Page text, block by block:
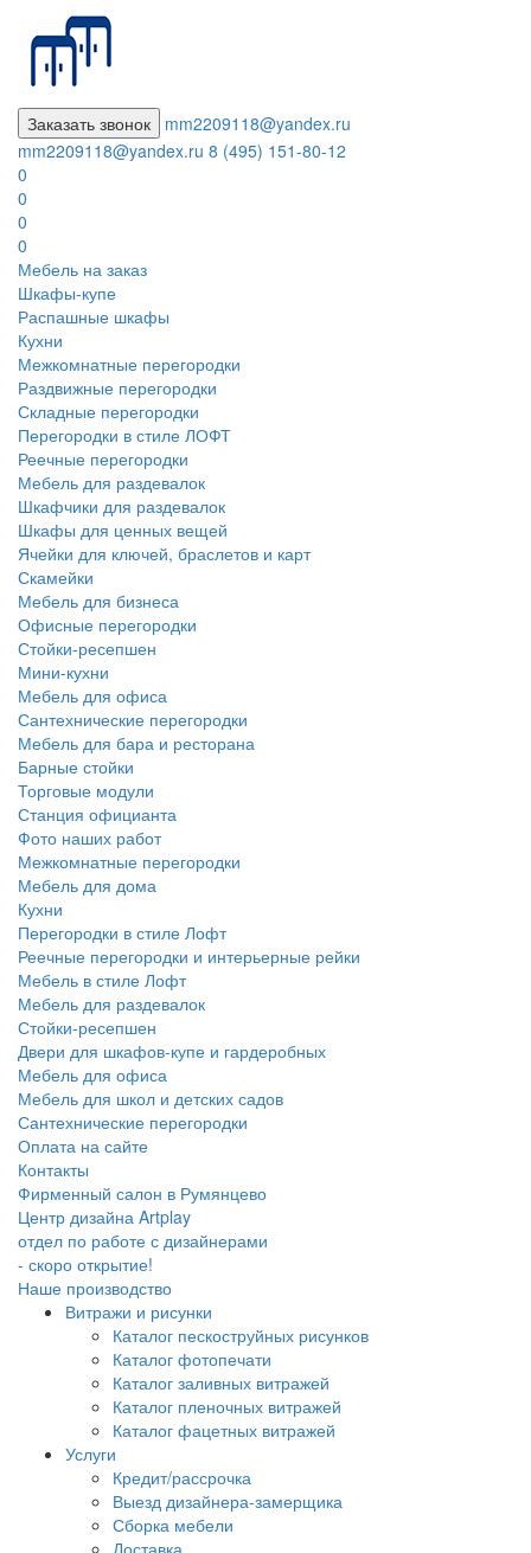
Заказать звонок
mm2209118@yandex.ru
mm2209118@yandex.ru 8 (495) 151-80-12
0
0
0
0
Мебель на заказ
Шкафы-купе
Распашные шкафы
Кухни
Межкомнатные перегородки
Раздвижные перегородки
Складные перегородки
Перегородки в стиле ЛОФТ
Реечные перегородки
Мебель для раздевалок
Шкафчики для раздевалок
Шкафы для ценных вещей
Ячейки для ключей, браслетов и карт
Скамейки
Мебель для бизнеса
Офисные перегородки
Стойки-ресепшен
Мини-кухни
Мебель для офиса
Сантехнические перегородки
Мебель для бара и ресторана
Барные стойки
Торговые модули
Станция официанта
Фото наших работ
Межкомнатные перегородки
Мебель для дома
Кухни
Перегородки в стиле Лофт
Реечные перегородки и интерьерные рейки
Мебель в стиле Лофт
Мебель для раздевалок
Стойки-ресепшен
Двери для шкафов-купе и гардеробных
Мебель для офиса
Мебель для школ и детских садов
Сантехнические перегородки
Оплата на сайте
Контакты
Фирменный салон в Румянцево
Центр дизайна Artplay
отдел по работе с дизайнерами
- скоро открытие!
Наше производство
Витражи и рисунки
Каталог пескоструйных рисунков
Каталог фотопечати
Каталог заливных витражей
Каталог пленочных витражей
Каталог фацетных витражей
Услуги
Кредит/рассрочка
Выезд дизайнера-замерщика
Сборка мебели
Доставка